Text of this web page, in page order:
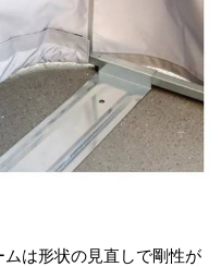
は形状の見直しで剛性が